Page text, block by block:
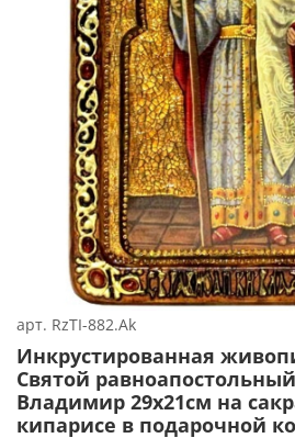
арт. RzTI-882.Ak
Инкрустированная
Святой
Владимир 29х21см на
кипарисе в подарочной